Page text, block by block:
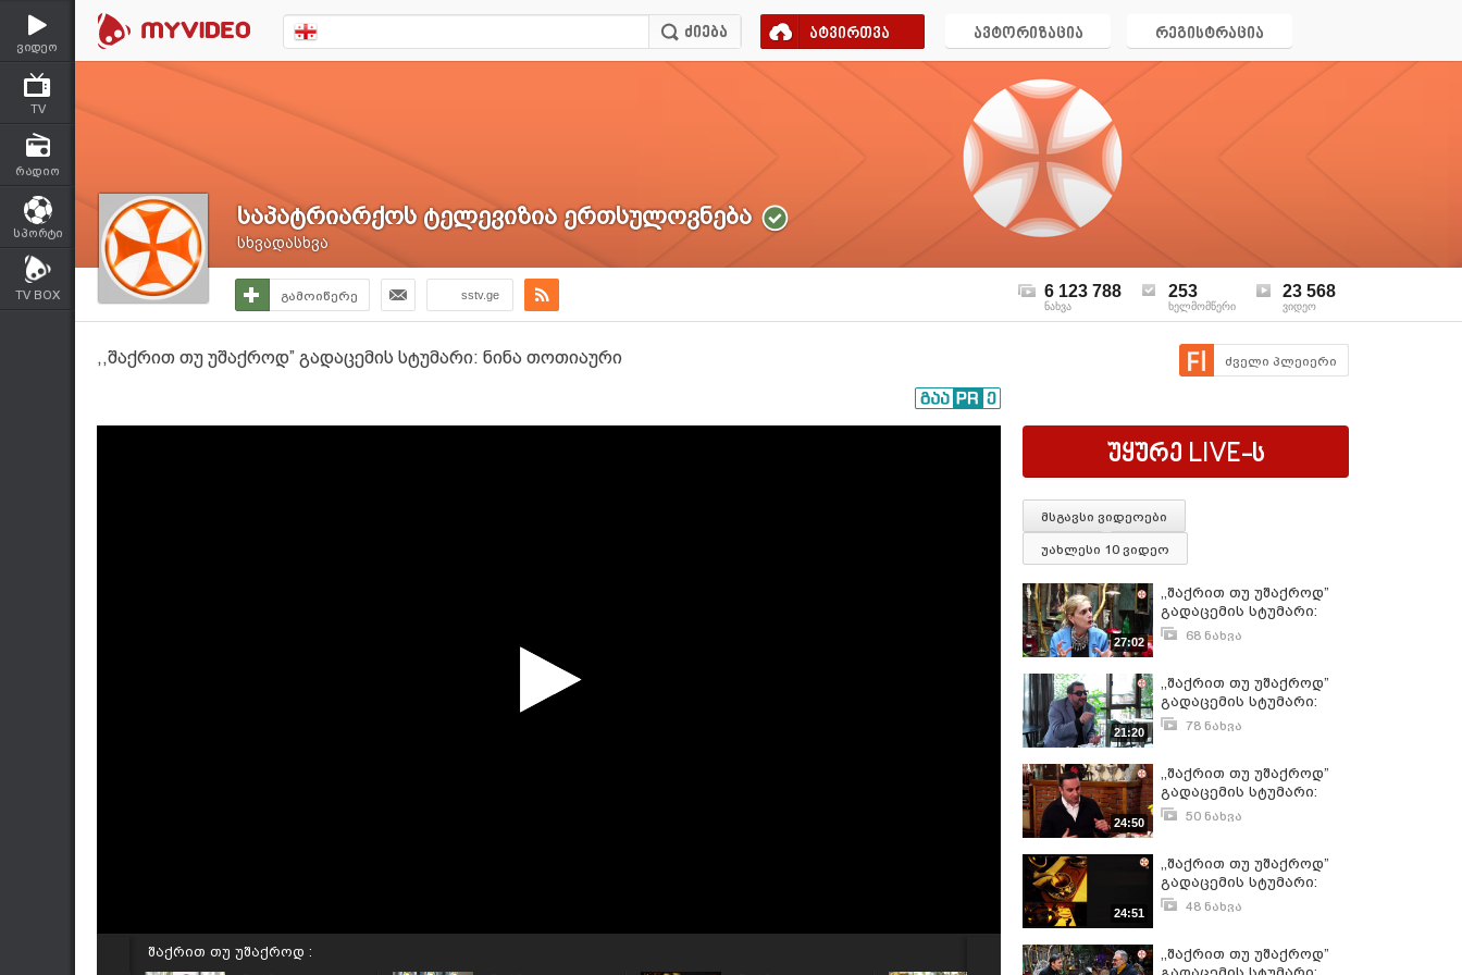
ვიდეო
TV
რადიო
სპორტი
TV BOX
ატვირთვა ავტორიზაცია რეგისტრაცია
საპატრიარქოს ტელევიზია ერთსულოვნება
სხვადასხვა
გამოიწერე sstv.ge 6 123 788
ნახვა
253
ხელმომწერი
23 568
ვიდეო
,,შაქრით თუ უშაქროდ” გადაცემის სტუმარი: ნინა თოთიაური ძველი პლეიერი
შაქრით თუ უშაქროდ :
უყურე LIVE-ს
მსგავსი ვიდეოები
უახლესი 10 ვიდეო
27:02
,,შაქრით თუ უშაქროდ”
გადაცემის სტუმარი:
ნინია68 ნახვა
21:20
,,შაქრით თუ უშაქროდ”
გადაცემის სტუმარი:
გელა ფოცხიშვილი
78 ნახვა
24:50
,,შაქრით თუ უშაქროდ”
გადაცემის სტუმარი:
ლაშა გელაშვილი
50 ნახვა
24:51
,,შაქრით თუ უშაქროდ”
გადაცემის სტუმარი:
კატო ლეკვეიშვილი
48 ნახვა
,,შაქრით თუ უშაქროდ”